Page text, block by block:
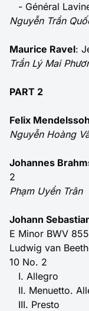
- Général
Nguyễn Trần
Maurice Ravel:
Trần Lý Mai
PART 2
Felix
Nguyễn Hoàng
Johannes
2
Phạm Uyển Trân
Johann
E Minor BWV
Ludwig van
10 No. 2
I. Allegro
II. Menuetto.
III. Presto